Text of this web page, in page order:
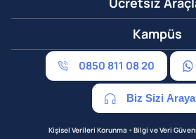
Kampüs
0850 811 08 20
Biz Sizi
Kişisel Verileri Korunma•Bilgi ve Veri